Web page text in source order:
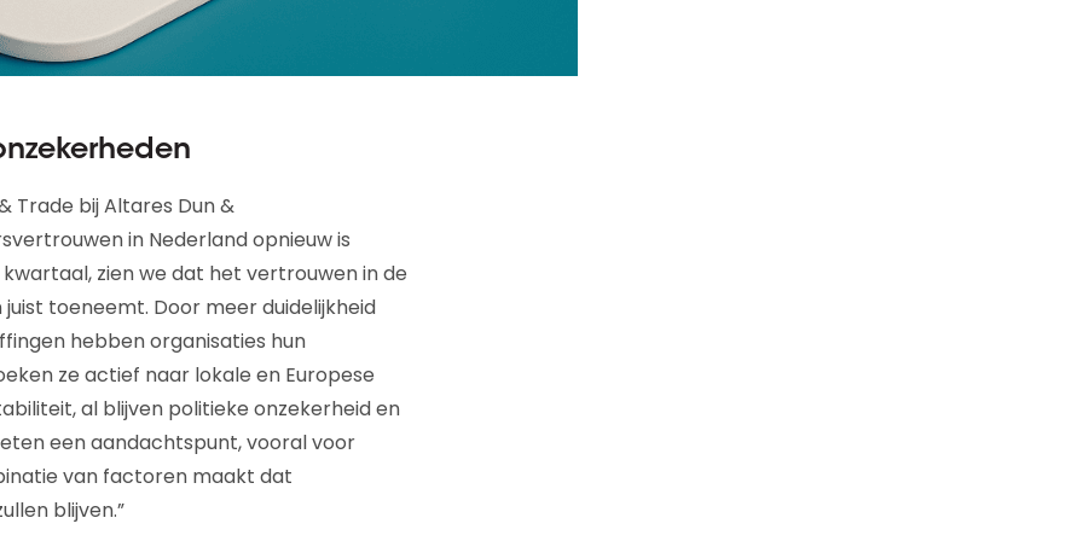
Trade bij Altares Dun &
in Nederland opnieuw is
zien we dat het vertrouwen in de
toeneemt. Door meer duidelijkheid
hebben organisaties hun
ze actief naar lokale en Europese
al blijven politieke onzekerheid en
een aandachtspunt, vooral voor
van factoren maakt dat
blijven.”